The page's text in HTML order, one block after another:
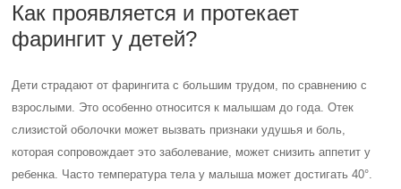
Как проявляется и протекает
фарингит у детей?
Дети страдают от фарингита с большим трудом, по сравнению с
взрослыми. Это особенно относится к малышам до года. Отек
слизистой оболочки может вызвать признаки удушья и боль,
которая сопровождает это заболевание, может снизить аппетит у
ребенка. Часто температура тела у малыша может достигать 40°.